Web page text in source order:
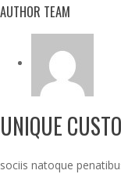
AUTHOR TEAM
UNIQUE
sociis natoque